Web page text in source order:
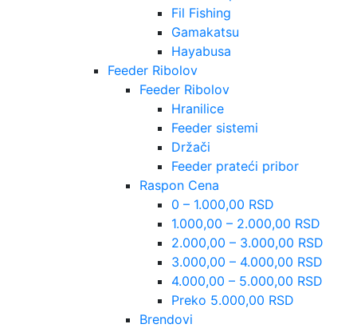
Fil Fishing
Gamakatsu
Hayabusa
Feeder Ribolov
Feeder Ribolov
Hranilice
Feeder sistemi
Držači
Feeder prateći pribor
Raspon Cena
0 – 1.000,00 RSD
1.000,00 – 2.000,00 RSD
2.000,00 – 3.000,00 RSD
3.000,00 – 4.000,00 RSD
4.000,00 – 5.000,00 RSD
Preko 5.000,00 RSD
Brendovi